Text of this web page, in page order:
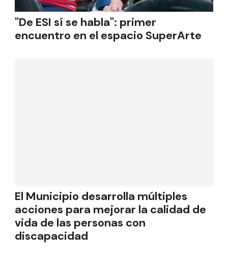
"De ESI sí se habla": primer
encuentro en el espacio SuperArte
El Municipio desarrolla múltiples
acciones para mejorar la calidad de
vida de las personas con
discapacidad